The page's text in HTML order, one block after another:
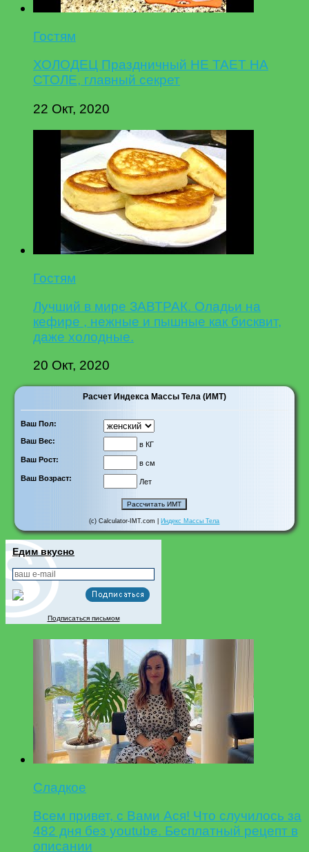
Гостям
ХОЛОДЕЦ Праздничный НЕ ТАЕТ НА
СТОЛЕ, главный секрет
22 Окт, 2020
Гостям
Лучший в мире ЗАВТРАК. Оладьи на
кефире , нежные и пышные как бисквит,
даже холодные.
20 Окт, 2020
Расчет Индекса Массы Тела (ИМТ)
Ваш Пол:
Ваш Вес:
в КГ
Ваш Рост:
в см
Ваш Возраст:
Лет
(c) Calculator-IMT.com | Индекс Массы Тела
Едим вкусно
Подписаться письмом
Сладкое
Всем привет, с Вами Ася! Что случилось за
482 дня без youtube. Бесплатный рецепт в
описании